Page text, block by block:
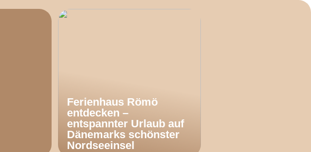
Ferienhaus Römö
entdecken –
entspannter Urlaub auf
Dänemarks schönster
Nordseeinsel